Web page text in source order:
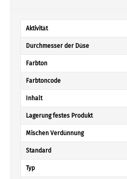
Aktivität
Durchmesser der Düse
Farbton
Farbtoncode
Inhalt
Lagerung festes Produkt
Mischen Verdünnung
Standard
Typ